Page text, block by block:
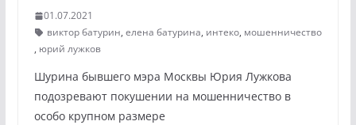
01.07.2021
виктор батурин, елена батурина, интеко, мошенничество
, юрий лужков
Шурина бывшего мэра Москвы Юрия Лужкова
подозревают покушении на мошенничество в
особо крупном размере